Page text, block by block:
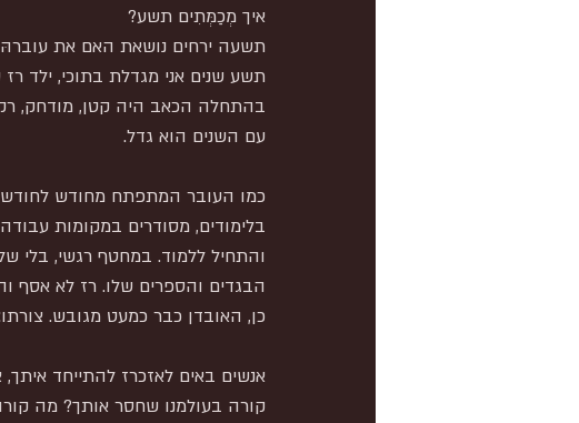
איך מְכַמְּתִים תשע?
תשעה ירחים נושאת האם את
תשע שנים אני מגדלת בתוכי, ילד
בהתחלה הכאב היה קטן, מודחק, רק
עם השנים הוא גדל.
כמו העובר המתפתח מחודש לחודש,
בלימודים, מסודרים במקומות
והתחיל ללמוד. במחטף רגשי, בלי
הבגדים והספרים שלו. רז לא אסף
כן, האובדן כבר כמעט מגובש. צורתו:
אנשים באים לאזכרז להתייחד
קורה בעולמנו שחסר אותך? מה